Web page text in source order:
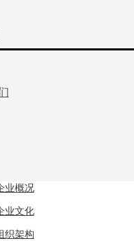
业概况
业文化
织架构